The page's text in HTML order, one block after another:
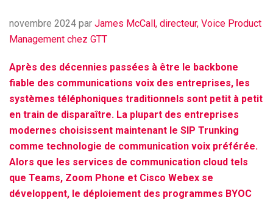
novembre 2024 par James McCall, directeur, Voice Product
Management chez GTT
Après des décennies passées à être le backbone
fiable des communications voix des entreprises, les
systèmes téléphoniques traditionnels sont petit à petit
en train de disparaître. La plupart des entreprises
modernes choisissent maintenant le SIP Trunking
comme technologie de communication voix préférée.
Alors que les services de communication cloud tels
que Teams, Zoom Phone et Cisco Webex se
développent, le déploiement des programmes BYOC